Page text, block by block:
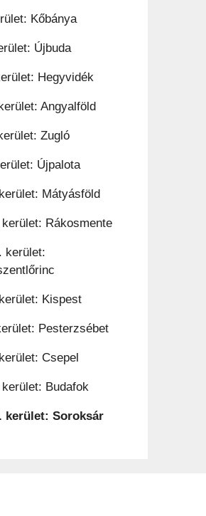
Kőbánya
Újbuda
Hegyvidék
Angyalföld
Zugló
Újpalota
Mátyásföld
Rákosmente
kerület:
Kispest
Pesterzsébet
Csepel
Budafok
kerület: Soroksár